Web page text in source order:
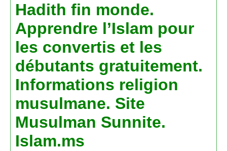
Hadith fin monde.
Apprendre l’Islam pour
les convertis et les
débutants gratuitement.
Informations religion
musulmane. Site
Musulman Sunnite.
Islam.ms